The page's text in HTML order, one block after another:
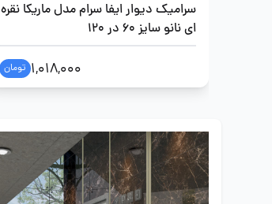
سرامیک دیوار ایفا سرام مدل ماریکا نقره
ای نانو سایز 60 در 120
1,018,000 تومان